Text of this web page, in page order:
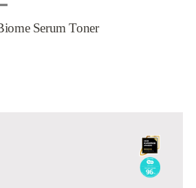
Serum Toner